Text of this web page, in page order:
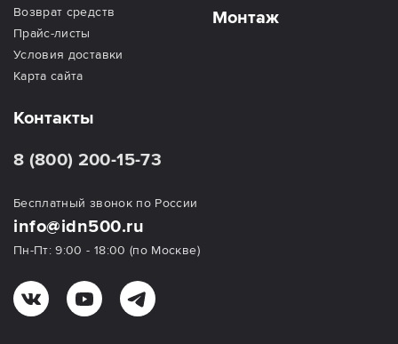
Возврат средств
Прайс-листы
Условия доставки
Карта сайта
Монтаж
Контакты
8 (800) 200-15-73
Бесплатный звонок по России
info@idn500.ru
Пн-Пт: 9:00 - 18:00 (по Москве)